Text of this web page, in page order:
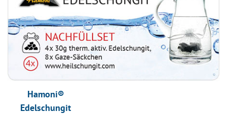
Hamoni®
Edelschungit